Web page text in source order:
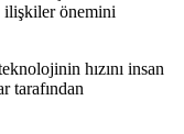
ilişkiler önemini
hızını insan
tarafından